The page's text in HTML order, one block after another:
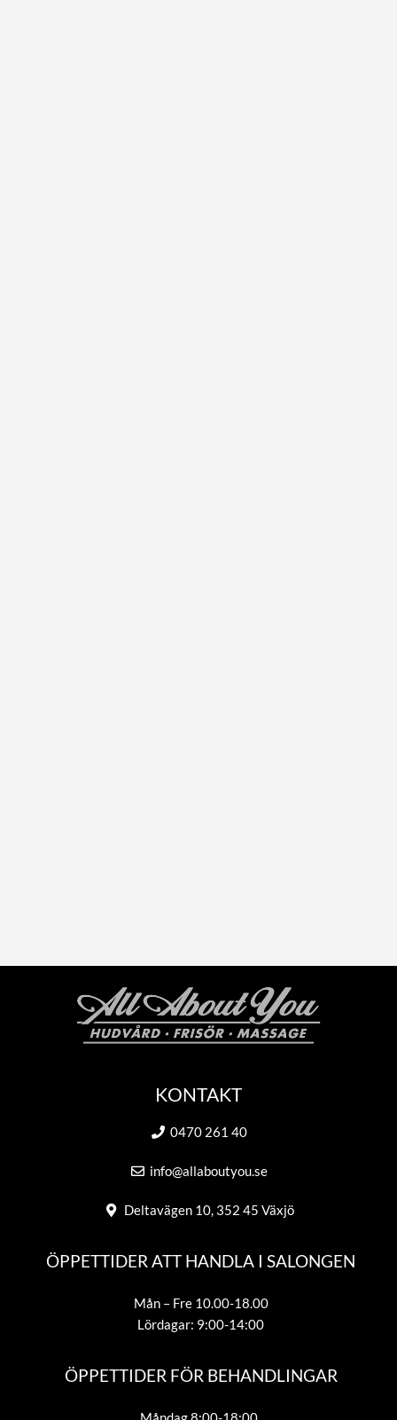
KONTAKT
0470 261 40
info@allaboutyou.se
Deltavägen 10, 352 45 Växjö
ÖPPETTIDER ATT HANDLA I SALONGEN
Mån – Fre 10.00-18.00
Lördagar: 9:00-14:00
ÖPPETTIDER FÖR BEHANDLINGAR